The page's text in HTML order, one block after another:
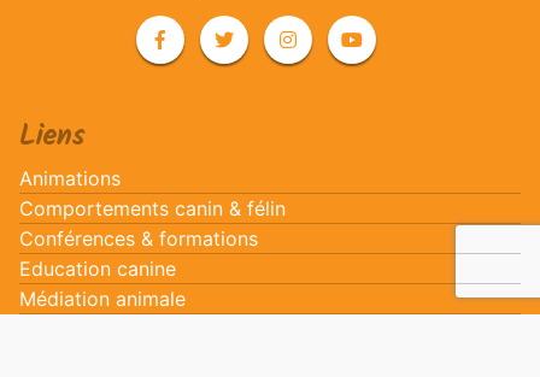
Liens
Animations
Comportements canin & félin
Conférences & formations
Education canine
Médiation animale